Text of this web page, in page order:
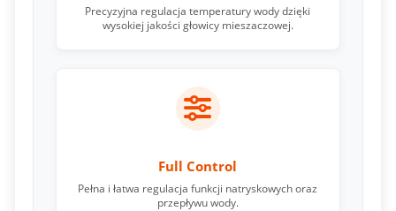
Precyzyjna regulacja temperatury wody dzięki
wysokiej jakości głowicy mieszaczowej.
Full Control
Pełna i łatwa regulacja funkcji natryskowych oraz
przepływu wody.